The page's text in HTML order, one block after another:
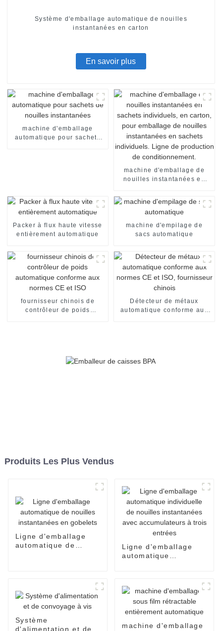
Système d'emballage automatique de nouilles
instantanées en carton
En savoir plus
machine d'emballage
automatique pour sachets
machine d'emballage de
nouilles instantanées en
carton, pour emballage de
nouilles instantanées en
sachets individuels. Ligne
de production de
conditionnement.
Packer à flux haute vitesse
entièrement automatique
machine d'empilage de
sacs automatique
fournisseur chinois de
contrôleur de poids
Détecteur de métaux
automatique conforme aux
Produits Les Plus Vendus
Ligne d'emballage
automatique de
Ligne d'emballage
automatique
avec accumulateurs à
trois entrées
Système
d'alimentation et de
machine d'emballage